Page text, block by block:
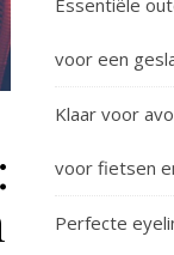
Essentiële
voor een
Klaar voor
voor fietsen
Perfecte